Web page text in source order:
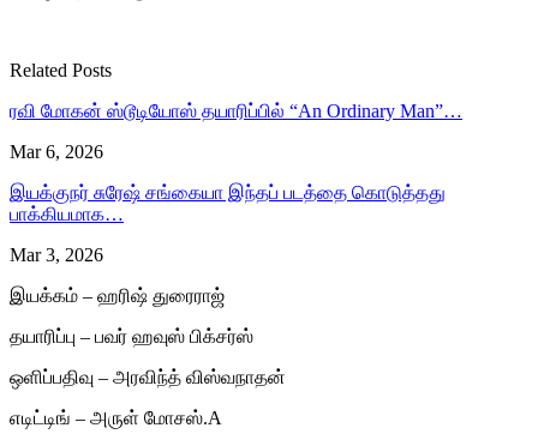
Related Posts
ரவி மோகன் ஸ்டூடியோஸ் தயாரிப்பில் “An Ordinary Man”…
Mar 6, 2026
இயக்குநர் சுரேஷ் சங்கையா இந்தப் படத்தை கொடுத்தது
பாக்கியமாக…
Mar 3, 2026
இயக்கம் – ஹரிஷ் துரைராஜ்
தயாரிப்பு – பவர் ஹவுஸ் பிக்சர்ஸ்
ஒளிப்பதிவு – அரவிந்த் விஸ்வநாதன்
எடிட்டிங் – அருள் மோசஸ்.A